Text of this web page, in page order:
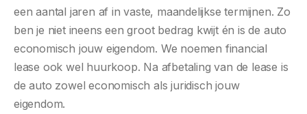
een aantal jaren af in vaste, maandelijkse termijnen. Zo
ben je niet ineens een groot bedrag kwijt én is de auto
economisch jouw eigendom. We noemen financial
lease ook wel huurkoop. Na afbetaling van de lease is
de auto zowel economisch als juridisch jouw
eigendom.